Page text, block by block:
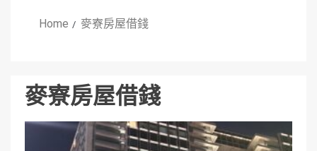
Home 麥寮房屋借錢
麥寮房屋借錢